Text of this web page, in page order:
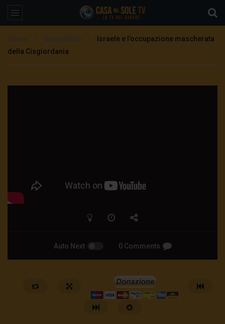
Israele e l’occupazione mascherata
della Cisgiordania
Auto Next 0 Comments